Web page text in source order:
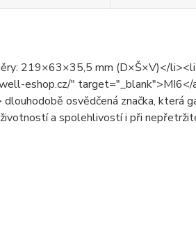
219×63×35,5 mm (D×Š×V)</
eshop.cz/" target="_blank">MI6</
osvědčená značka, která
a spolehlivostí i při